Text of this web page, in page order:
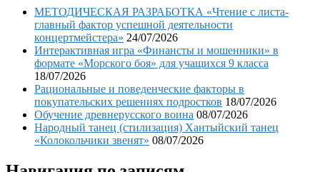
МЕТОДИЧЕСКАЯ РАЗРАБОТКА «Чтение с листа-
главный фактор успешной деятельности
концертмейстера» 24/07/2026
Интерактивная игра «Финансты и мошенники» в
формате «Морского боя» для учащихся 9 класса
18/07/2026
Рациональные и поведенческие факторы в
покупательских решениях подростков 18/07/2026
Обучение древнерусского воина 08/07/2026
Народный танец (стилизация) Хантыйский танец
«Колокольчики звенят» 08/07/2026